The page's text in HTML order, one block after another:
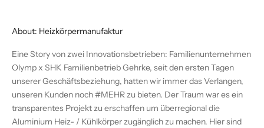
About: Heizkörpermanufaktur
Eine Story von zwei Innovationsbetrieben: Familienunternehmen
Olymp x SHK Familienbetrieb Gehrke, seit den ersten Tagen
unserer Geschäftsbeziehung, hatten wir immer das Verlangen,
unseren Kunden noch #MEHR zu bieten. Der Traum war es ein
transparentes Projekt zu erschaffen um überregional die
Aluminium Heiz- / Kühlkörper zugänglich zu machen. Hier sind